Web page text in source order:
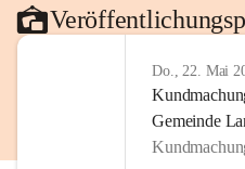
Do., 22. Mai
Gemeinde